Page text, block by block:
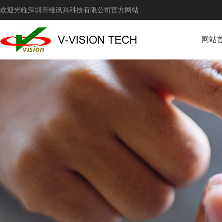
欢迎光临深圳市维讯兴科技有限公司官方网站
网站